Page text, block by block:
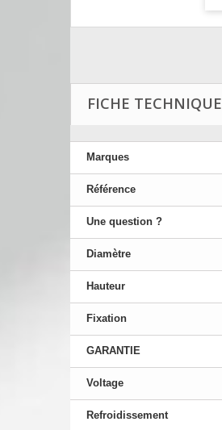
FICHE TECHNIQUE
Marques
Référence
Une question ?
Diamètre
Hauteur
Fixation
GARANTIE
Voltage
Refroidissement